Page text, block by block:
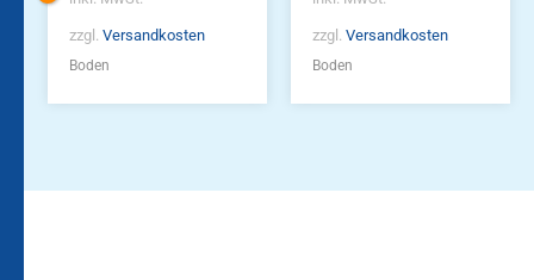
zzgl. Versandkosten
Boden
zzgl. Versandkosten
Boden